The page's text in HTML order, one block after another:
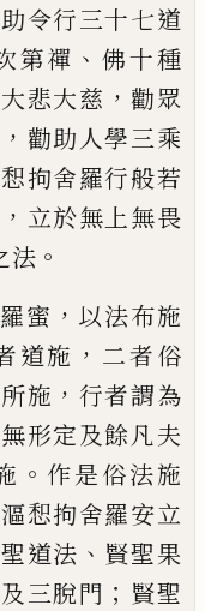
令行三十七道
第禪 、 佛十種
大悲大慈 ，勸眾
， 勸助人學三乘
拘舍羅行般若
， 立於無上無畏
法 。
蜜 ， 以法布施
道施 ， 二者俗
所施 ， 行者謂為
形定及餘凡夫
。 作是俗法施
惒拘舍羅安立
道法 、 賢聖果
三脫門 ； 賢聖